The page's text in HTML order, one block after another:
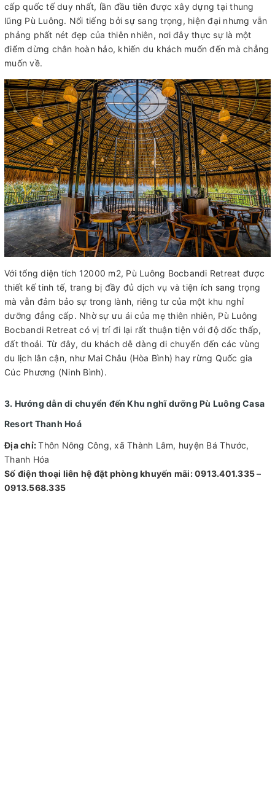
cấp quốc tế duy nhất, lần đầu tiên được xây dựng tại thung
lũng Pù Luông. Nổi tiếng bởi sự sang trọng, hiện đại nhưng vẫn
phảng phất nét đẹp của thiên nhiên, nơi đây thực sự là một
điểm dừng chân hoàn hảo, khiến du khách muốn đến mà chẳng
muốn về.
Với tổng diện tích 12000 m2, Pù Luông Bocbandi Retreat được
thiết kế tinh tế, trang bị đầy đủ dịch vụ và tiện ích sang trọng
mà vẫn đảm bảo sự trong lành, riêng tư của một khu nghỉ
dưỡng đẳng cấp. Nhờ sự ưu ái của mẹ thiên nhiên, Pù Luông
Bocbandi Retreat có vị trí đi lại rất thuận tiện với độ dốc thấp,
đất thoải. Từ đây, du khách dễ dàng di chuyển đến các vùng
du lịch lân cận, như Mai Châu (Hòa Bình) hay rừng Quốc gia
Cúc Phương (Ninh Bình).
3. Hướng dẫn di chuyển đến Khu nghĩ dưỡng Pù Luông Casa
Resort Thanh Hoá
Địa chỉ:Thôn Nông Công, xã Thành Lâm, huyện Bá Thước,
Thanh Hóa
Số điện thoại liên hệ đặt phòng khuyến mãi: 0913.401.335 –
0913.568.335